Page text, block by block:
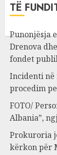
TË
Punonjësja
Drenova
fondet
Incidenti në
procedim
FOTO/
Albania”,
Prokuroria
kërkon për